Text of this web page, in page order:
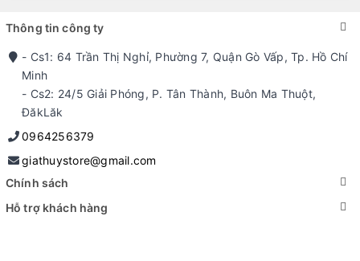
Thông tin công ty
- Cs1: 64 Trần Thị Nghỉ, Phường 7, Quận Gò Vấp, Tp. Hồ Chí
Minh
- Cs2: 24/5 Giải Phóng, P. Tân Thành, Buôn Ma Thuột,
ĐăkLăk
0964256379
giathuystore@gmail.com
Chính sách
Hỗ trợ khách hàng